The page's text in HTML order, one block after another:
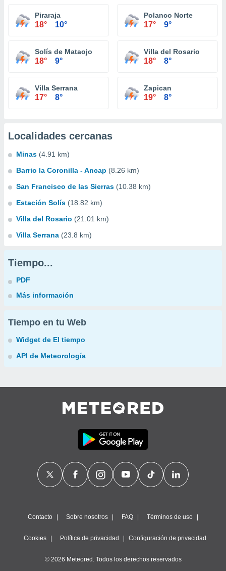
Piraraja
18° 10°
Polanco Norte
17° 9°
Solís de Mataojo
18° 9°
Villa del Rosario
18° 8°
Villa Serrana
17° 8°
Zapican
19° 8°
Localidades cercanas
Minas (4.91 km)
Barrio la Coronilla - Ancap (8.26 km)
San Francisco de las Sierras (10.38 km)
Estación Solís (18.82 km)
Villa del Rosario (21.01 km)
Villa Serrana (23.8 km)
Tiempo...
PDF
Más información
Tiempo en tu Web
Widget de El tiempo
API de Meteorología
Contacto Sobre nosotros FAQ Términos de uso
Cookies Política de privacidad Configuración de privacidad
© 2026 Meteored. Todos los derechos reservados